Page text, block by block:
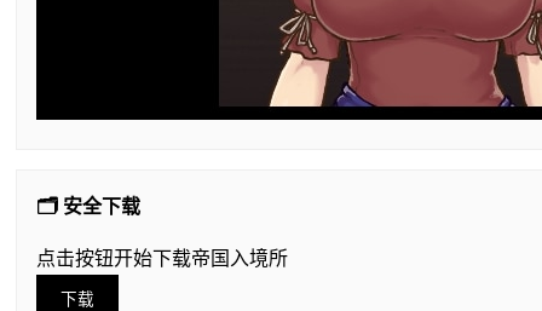
🗂️ 安全下载
点击按钮开始下载帝国入境所
下载